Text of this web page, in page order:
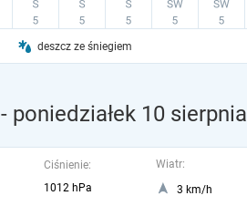
deszcz ze śniegiem
- poniedziałek 10 sierpnia
Ciśnienie:
1012 hPa
Wiatr:
3 km/h